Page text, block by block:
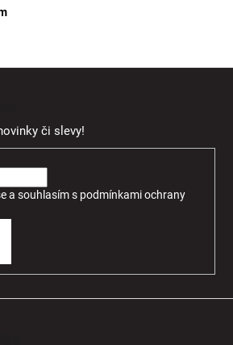
či slevy!
a souhlasíms podmínkami ochrany